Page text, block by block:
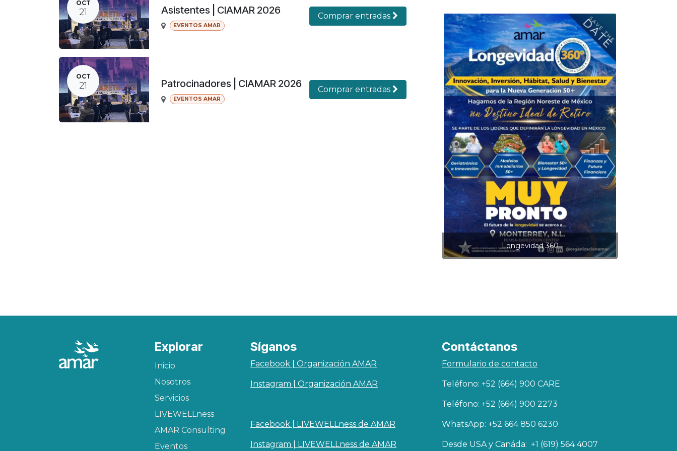
OCT
21 Asistentes | CIAMAR 2026
EVENTOS AMAR
Comprar entradas
OCT
21 Patrocinadores | CIAMAR 2026
EVENTOS AMAR
Comprar entradas
Longevidad 360
Explorar
Inicio
Nosotros
Servicios
LIVEWELLness
AMAR Consulting
Eventos
Síganos
Facebook | Organización AMAR
Instagram | Organización AMAR
Facebook | LIVEWELLness de AMAR
Instagram | LIVEWELLness de AMAR
Contáctanos
Formulario de contacto
Teléfono: +52 (664) 900 CARE
Teléfono: +52 (664) 900 2273
WhatsApp: +52 664 850 6230
Desde USA y Canáda: +1 (619) 564 4007